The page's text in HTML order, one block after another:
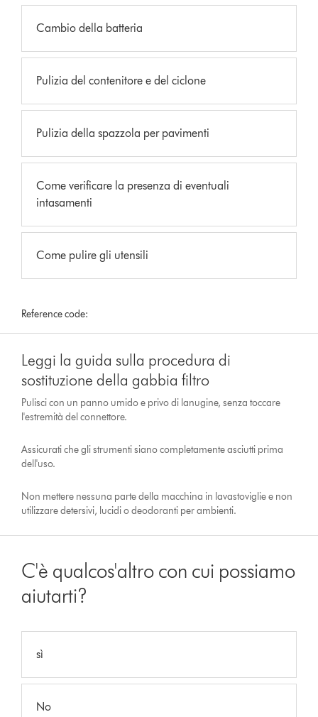
Cambio della batteria
Pulizia del contenitore e del ciclone
Pulizia della spazzola per pavimenti
Come verificare la presenza di eventuali
intasamenti
Come pulire gli utensili
Reference code:
Leggi la guida sulla procedura di
sostituzione della gabbia filtro
Pulisci con un panno umido e privo di lanugine, senza toccare
l'estremità del connettore.
Assicurati che gli strumenti siano completamente asciutti prima
dell'uso.
Non mettere nessuna parte della macchina in lavastoviglie e non
utilizzare detersivi, lucidi o deodoranti per ambienti.
C'è qualcos'altro con cui possiamo
aiutarti?
sì
No